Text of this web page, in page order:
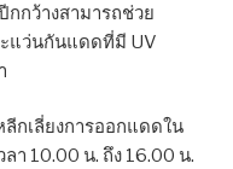
กว้างสามารถช่วย
แว่นกันแดดที่มี UV
กเลี่ยงการออกแดดใน
า 10.00 น. ถึง 16.00 น.